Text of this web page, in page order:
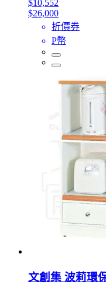
$10,552
$26,000
折價券
P幣
文創集 波莉環